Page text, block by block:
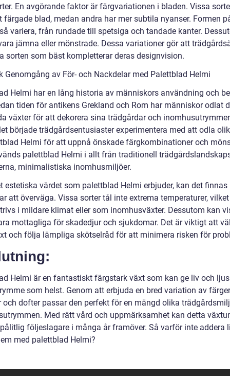
En avgörande faktor är färgvariationen i bladen. Vissa
färgade blad, medan andra har mer subtila nyanser. Formen
variera, från rundade till spetsiga och tandade kanter.
jämna eller mönstrade. Dessa variationer gör att
sorten som bäst kompletterar deras designvision.
Genomgång av För- och Nackdelar med Palettblad Helmi
Helmi har en lång historia av människors användning och
tiden för antikens Grekland och Rom har människor odlat
växter för att dekorera sina trädgårdar och
började trädgårdsentusiaster experimentera med att odla
Helmi för att uppnå önskade färgkombinationer och
palettblad Helmi i allt från traditionell
minimalistiska inomhusmiljöer.
estetiska värdet som palettblad Helmi erbjuder, kan det finnas
att överväga. Vissa sorter tål inte extrema temperaturer,
i mildare klimat eller som inomhusväxter. Dessutom kan
mottagliga för skadedjur och sjukdomar. Det är viktigt att
och följa lämpliga skötselråd för att minimera risken för
Helmi är en fantastiskt färgstark växt som kan ge liv och
som helst. Genom att erbjuda en bred variation av
och dofter passar den perfekt för en mängd olika
Med rätt vård och uppmärksamhet kan detta
följeslagare i många år framöver. Så varför inte addera
med palettblad Helmi?